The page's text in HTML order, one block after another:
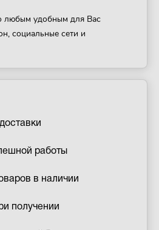
любым удобным для Вас
социальные сети и
работы
в наличии
получении